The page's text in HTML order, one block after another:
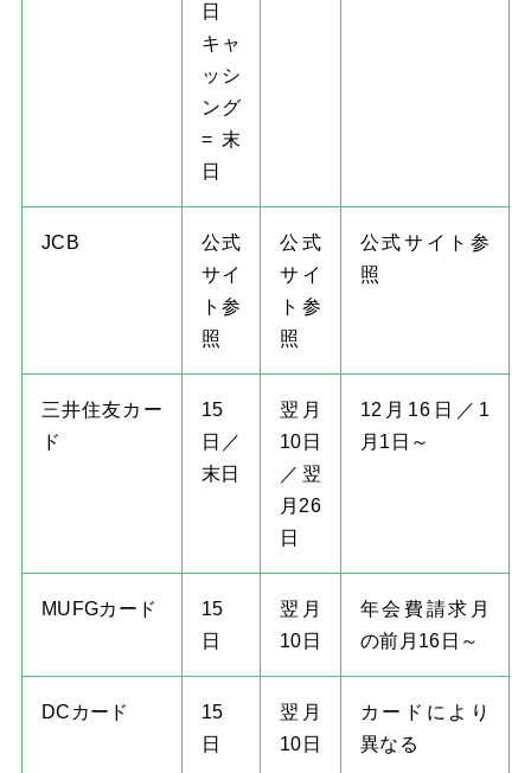
日
キャ
ッシ
ング
=末
日
JCB
公式
サイ
ト参
照
公式
サイ
ト参
照
公式サイト参
照
三井住友カー
ド
15
日／
末日
翌月
10日
／翌
月26
日
12月16日／1
月1日～
MUFGカード
15
日
翌月
10日
年会費請求月
の前月16日～
DCカード
15
日
翌月
10日
カードにより
異なる